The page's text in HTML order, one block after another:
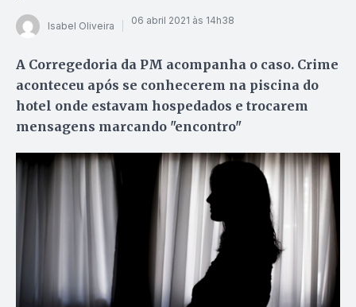
Isabel Oliveira 06 abril 2021 às 14h38
A Corregedoria da PM acompanha o caso. Crime
aconteceu após se conhecerem na piscina do
hotel onde estavam hospedados e trocarem
mensagens marcando "encontro"